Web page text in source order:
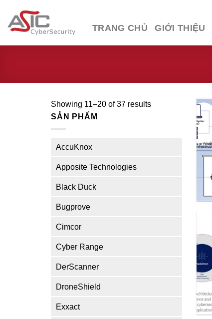
content
TRANG CHỦ GIỚI THIỆU
Showing 11–20 of 37 results
SẢN PHẨM
AccuKnox
Apposite Technologies
Black Duck
Bugprove
Cimcor
Cyber Range
DerScanner
DroneShield
Exxact